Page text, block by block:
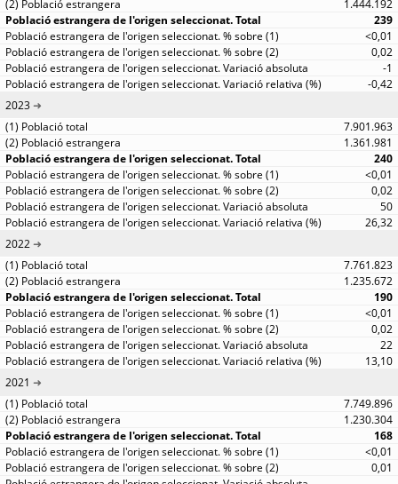
1.444.192
239
<0,01
0,02
-1
-0,42
2023
7.901.963
1.361.981
240
<0,01
0,02
50
26,32
2022
7.761.823
1.235.672
190
<0,01
0,02
22
13,10
2021
7.749.896
1.230.304
168
<0,01
0,01